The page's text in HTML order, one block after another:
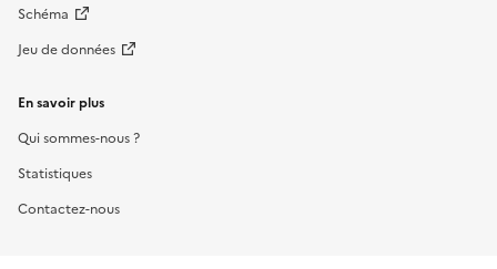
Schéma
Jeu de données
En savoir plus
Qui sommes-nous ?
Statistiques
Contactez-nous